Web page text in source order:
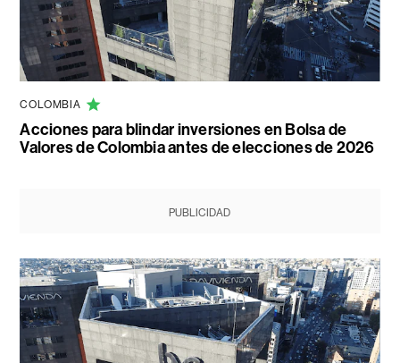
COLOMBIA
Acciones para blindar inversiones en Bolsa de
Valores de Colombia antes de elecciones de 2026
PUBLICIDAD